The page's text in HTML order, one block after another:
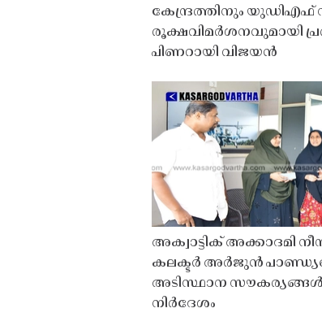
കേന്ദ്രത്തിനും യുഡിഎഫ്
രൂക്ഷവിമർശനവുമായി
പിണറായി വിജയൻ
അക്വാട്ടിക് അക്കാദമി
കലക്ടർ അർജുൻ
അടിസ്ഥാന സൗകര്യങ്ങൾ
നിർദേശം